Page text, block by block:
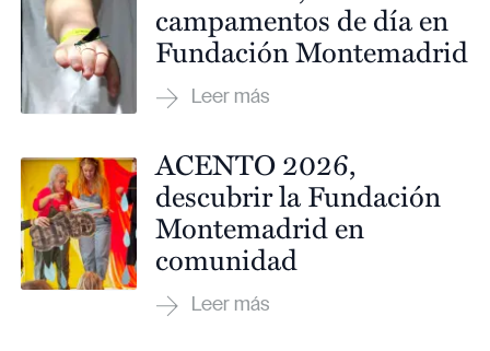
campamentos de día en
Fundación Montemadrid
ACENTO 2026,
descubrir la Fundación
Montemadrid en
comunidad